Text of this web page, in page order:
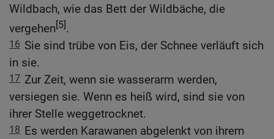
Wildbach, wie das Bett der Wildbäche, die
vergehen[5].
16 Sie sind trübe von Eis, der Schnee verläuft sich
in sie.
17 Zur Zeit, wenn sie wasserarm werden,
versiegen sie. Wenn es heiß wird, sind sie von
ihrer Stelle weggetrocknet.
18 Es werden Karawanen abgelenkt von ihrem